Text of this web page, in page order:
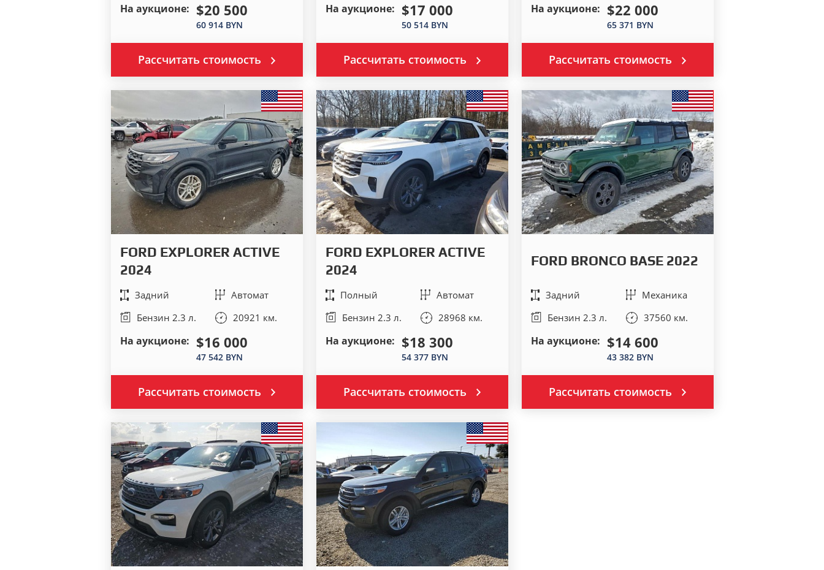
На аукционе: $20 500
60 914 BYN
Рассчитать стоимость
На аукционе: $17 000
50 514 BYN
Рассчитать стоимость
На аукционе: $22 000
65 371 BYN
Рассчитать стоимость
FORD EXPLORER ACTIVE
2024
Задний
Автомат
Бензин 2.3 л.
20921 км.
На аукционе: $16 000
47 542 BYN
Рассчитать стоимость
FORD EXPLORER ACTIVE
2024
Полный
Автомат
Бензин 2.3 л.
28968 км.
На аукционе: $18 300
54 377 BYN
Рассчитать стоимость
FORD BRONCO BASE 2022
Задний
Механика
Бензин 2.3 л.
37560 км.
На аукционе: $14 600
43 382 BYN
Рассчитать стоимость